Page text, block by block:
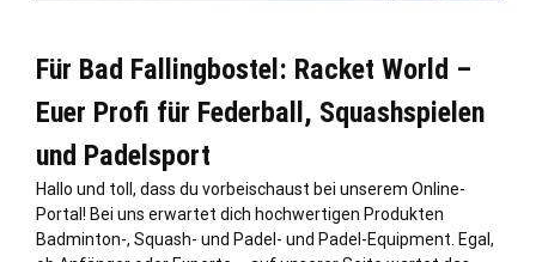
Für Bad Fallingbostel: Racket World –
Euer Profi für Federball, Squashspielen
und Padelsport
Hallo und toll, dass du vorbeischaust bei unserem Online-
Portal! Bei uns erwartet dich hochwertigen Produkten
Badminton-, Squash- und Padel- und Padel-Equipment. Egal,